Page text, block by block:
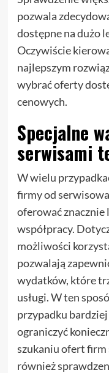
pozwala
dostępne na dużo
Oczywiście
najlepszym
wybrać oferty
cenowych.
Specjalne
serwisami
W wielu
firmy od
oferować znacznie
współpracy.
możliwości
pozwalają
wydatków, które
usługi. W ten
przypadku
ograniczyć
szukaniu ofert firm
również